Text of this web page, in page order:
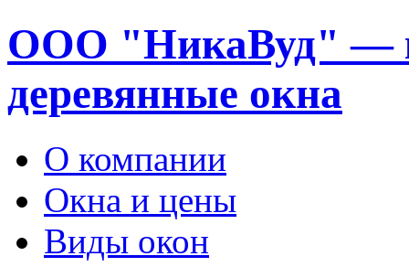
ООО "НикаВуд" —
деревянные окна
О компании
Окна и цены
Виды окон